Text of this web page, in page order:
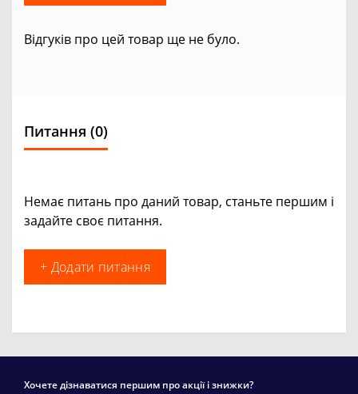
Відгуків про цей товар ще не було.
Питання (0)
Немає питань про даний товар, станьте першим і
задайте своє питання.
+ Додати питання
Хочете дізнаватися першим про акції і знижки?